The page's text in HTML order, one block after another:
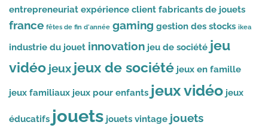
entrepreneuriat expérience client fabricants de jouets
france fêtes de fin d'année gaming gestion des stocks ikea
industrie du jouet innovation jeu de société jeu
vidéo jeux jeux de société jeux en famille
jeux familiaux jeux pour enfants jeux vidéo jeux
éducatifs jouets jouets vintage jouets